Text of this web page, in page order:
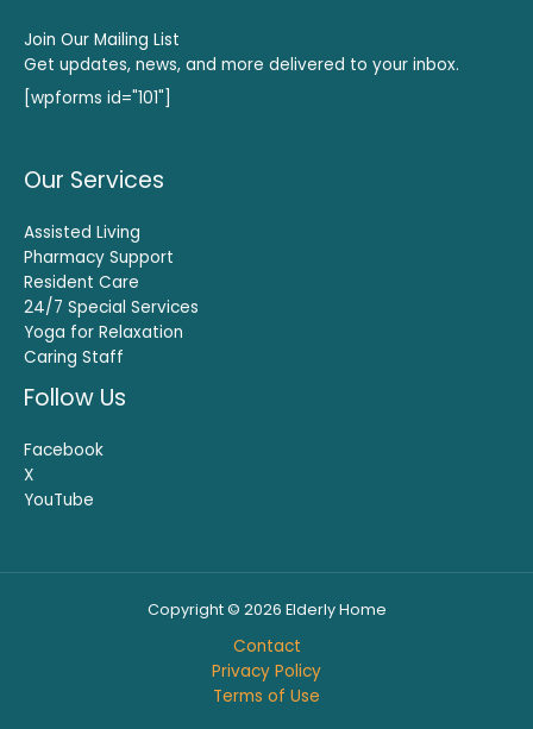
Join Our Mailing List
Get updates, news, and more delivered to your inbox.
[wpforms id="101"]
Our Services
Assisted Living
Pharmacy Support
Resident Care
24/7 Special Services
Yoga for Relaxation
Caring Staff
Follow Us
Facebook
X
YouTube
Copyright © 2026 Elderly Home
Contact
Privacy Policy
Terms of Use